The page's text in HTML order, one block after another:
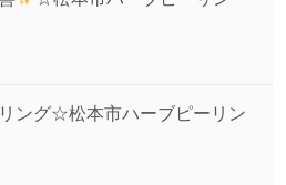
ング☆松本市ハーブピーリン